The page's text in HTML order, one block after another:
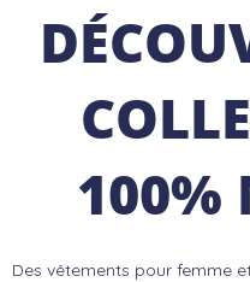
100%
Des vêtements pour femme